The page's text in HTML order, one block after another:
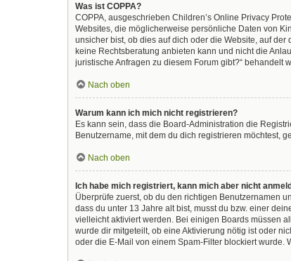
Was ist COPPA?
COPPA, ausgeschrieben Children’s Online Privacy
Websites, die möglicherweise persönliche Daten von
unsicher bist, ob dies auf dich oder die Website, auf
keine Rechtsberatung anbieten kann und nicht die
juristische Anfragen zu diesem Forum gibt?“ behandelt
Nach oben
Warum kann ich mich nicht registrieren?
Es kann sein, dass die Board-Administration die
Benutzername, mit dem du dich registrieren möchtest,
Nach oben
Ich habe mich registriert, kann mich aber nicht
Überprüfe zuerst, ob du den richtigen Benutzernamen
dass du unter 13 Jahre alt bist, musst du bzw. einer
vielleicht aktiviert werden. Bei einigen Boards müssen
wurde dir mitgeteilt, ob eine Aktivierung nötig ist oder
oder die E-Mail von einem Spam-Filter blockiert wurde.